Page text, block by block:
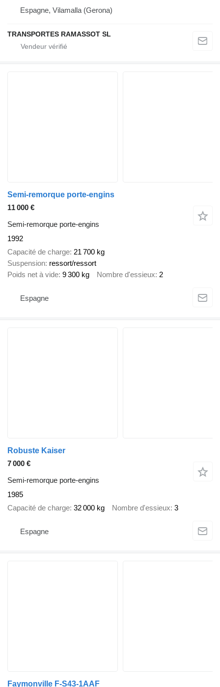
Espagne, Vilamalla (Gerona)
TRANSPORTES RAMASSOT SL
Semi-remorque porte-engins
11 000 €
Semi-remorque porte-engins
1992
Capacité de charge 21 700 kg
Suspension ressort/ressort
Poids net à vide 9 300 kg Nombre d'essieux 2
Espagne
Robuste Kaiser
7 000 €
Semi-remorque porte-engins
1985
Capacité de charge 32 000 kg Nombre d'essieux 3
Espagne
Faymonville F-S43-1AAF